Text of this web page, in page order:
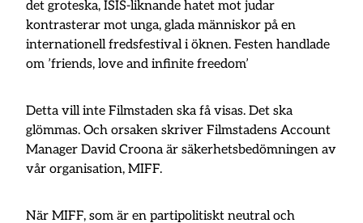
det groteska, ISIS-liknande hatet mot judar
kontrasterar mot unga, glada människor på en
internationell fredsfestival i öknen. Festen handlade
om ’friends, love and infinite freedom’
Detta vill inte Filmstaden ska få visas. Det ska
glömmas. Och orsaken skriver Filmstadens Account
Manager David Croona är säkerhetsbedömningen av
vår organisation, MIFF.
När MIFF, som är en partipolitiskt neutral och